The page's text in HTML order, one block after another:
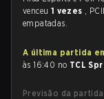
venceu 1 vezes ,
empatadas.
A última partida
às 16:40 no TCL
Previsão da partida